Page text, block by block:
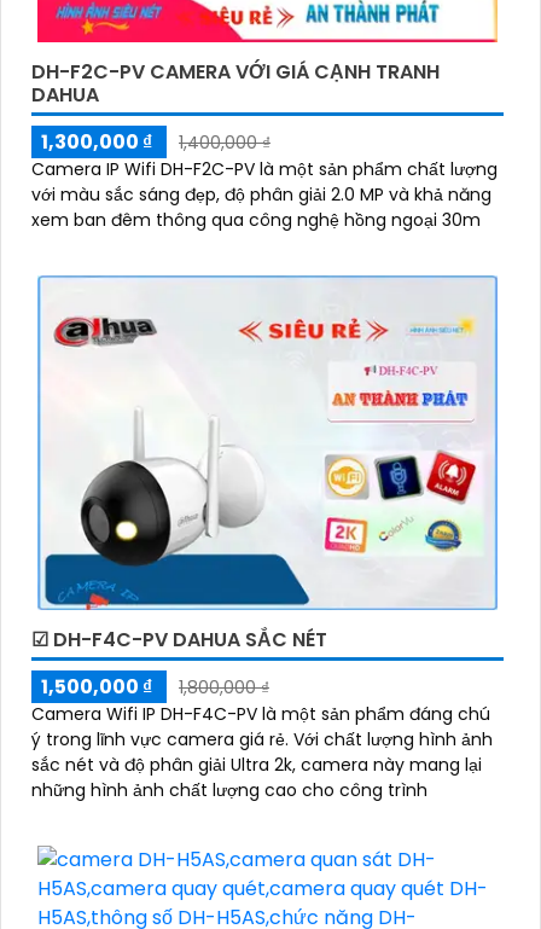
DH-F2C-PV CAMERA VỚI GIÁ CẠNH TRANH
DAHUA
1,300,000 ₫
1,400,000 ₫
Camera IP Wifi DH-F2C-PV là một sản phẩm chất lượng
với màu sắc sáng đẹp, độ phân giải 2.0 MP và khả năng
xem ban đêm thông qua công nghệ hồng ngoại 30m
☑ DH-F4C-PV DAHUA SẮC NÉT
1,500,000 ₫
1,800,000 ₫
Camera Wifi IP DH-F4C-PV là một sản phẩm đáng chú
ý trong lĩnh vực camera giá rẻ. Với chất lượng hình ảnh
sắc nét và độ phân giải Ultra 2k, camera này mang lại
những hình ảnh chất lượng cao cho công trình